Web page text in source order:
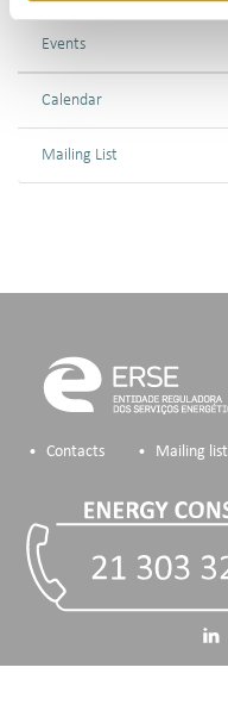
Events
Calendar
Mailing List
Contacts Mailing list